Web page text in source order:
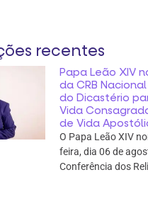
recentes
Papa Leão XIV
da CRB
do Dicastério
Vida
de Vida
O Papa Leão XIV
feira, dia 06 de
Conferência dos